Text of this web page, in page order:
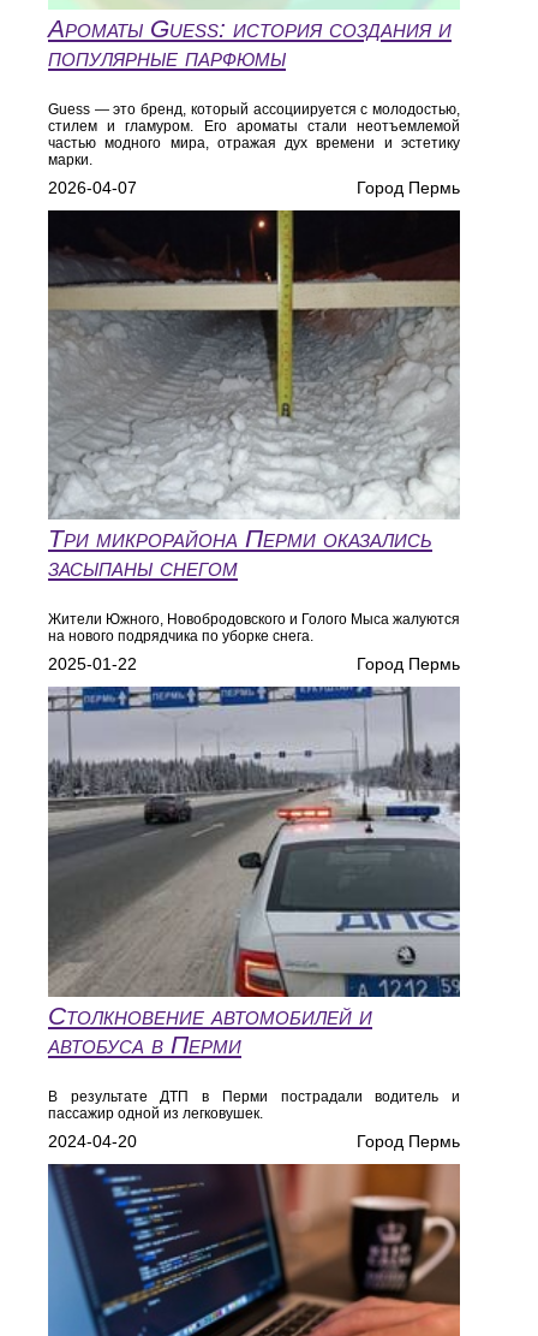
Ароматы Guess: история создания и
популярные парфюмы
Guess — это бренд, который ассоциируется с молодостью,
стилем и гламуром. Его ароматы стали неотъемлемой
частью модного мира, отражая дух времени и эстетику
марки.
2026-04-07 Город Пермь
Три микрорайона Перми оказались
засыпаны снегом
Жители Южного, Новобродовского и Голого Мыса жалуются
на нового подрядчика по уборке снега.
2025-01-22 Город Пермь
Столкновение автомобилей и
автобуса в Перми
В результате ДТП в Перми пострадали водитель и
пассажир одной из легковушек.
2024-04-20 Город Пермь